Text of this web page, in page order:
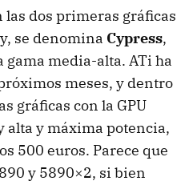
las dos primeras gráficas
se denomina Cypress,
gama media-alta. ATi ha
meses, y dentro
gráficas con la GPU
alta y máxima potencia,
500 euros. Parece que
y 5890×2, si bien